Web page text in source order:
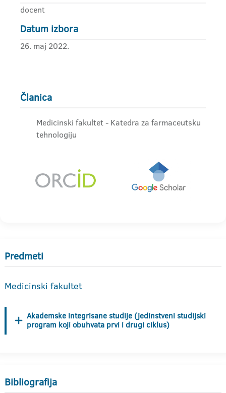
docent
Datum izbora
26. maj 2022.
Članica
Medicinski fakultet - Katedra za farmaceutsku
tehnologiju
Predmeti
Medicinski fakultet
Akademske integrisane studije (jedinstveni studijski
program koji obuhvata prvi i drugi ciklus)
Bibliografija